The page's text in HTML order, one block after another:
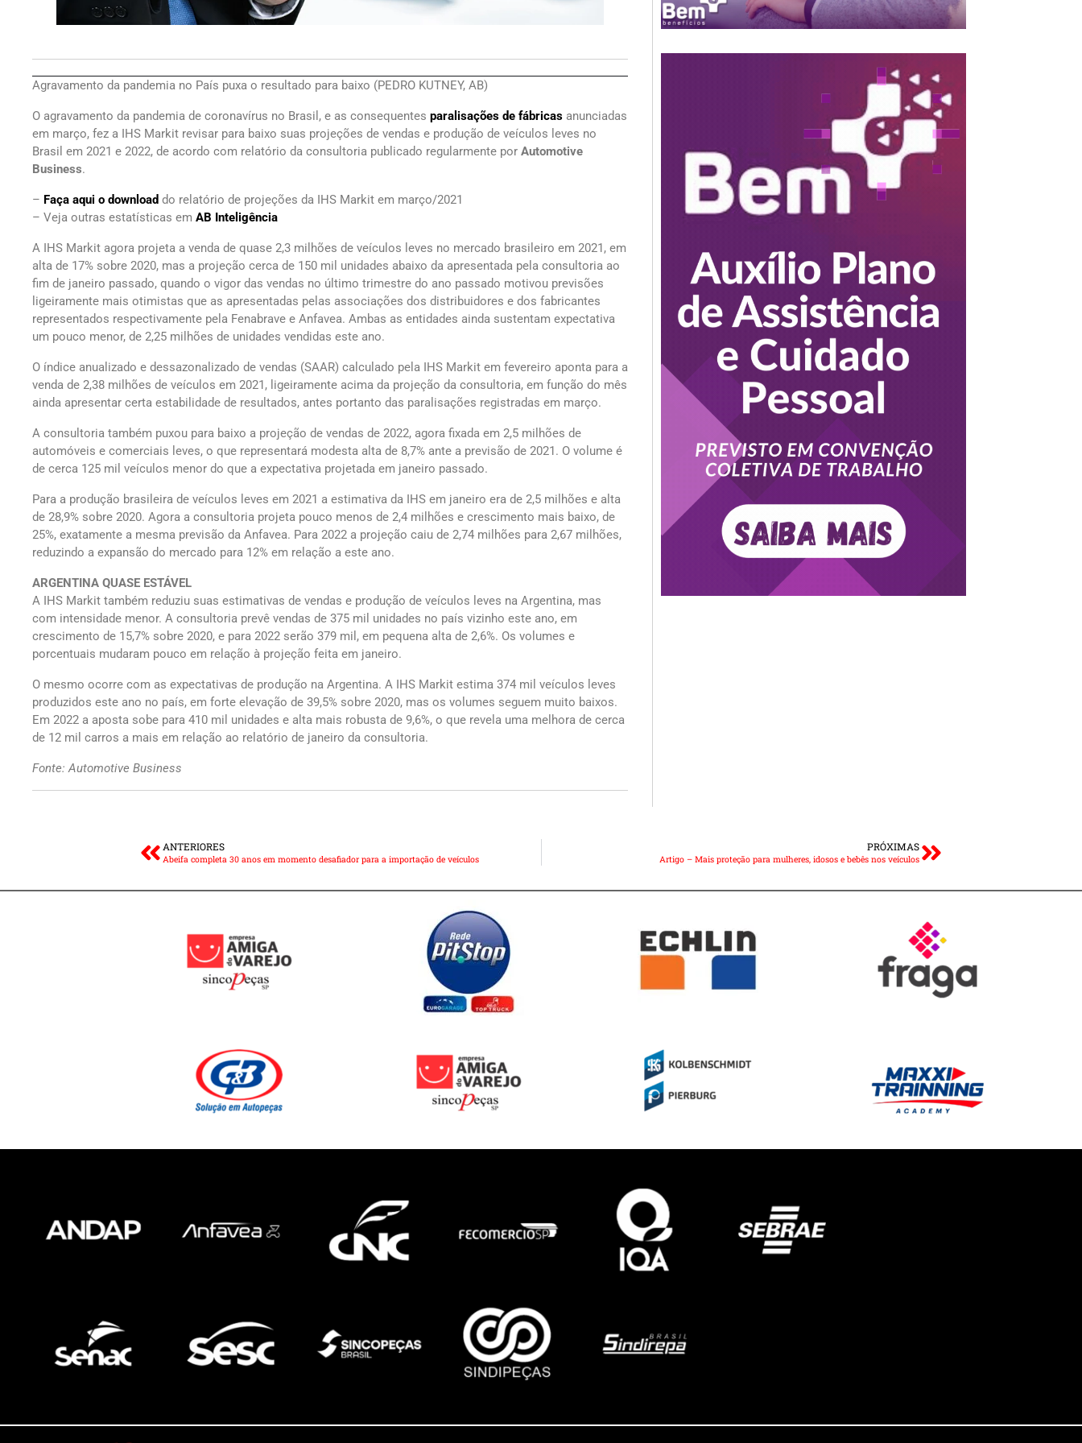
Agravamento da pandemia no País puxa o resultado para baixo (PEDRO KUTNEY, AB)
O agravamento da pandemia de coronavírus no Brasil, e as consequentes paralisações de fábricas anunciadas
em março, fez a IHS Markit revisar para baixo suas projeções de vendas e produção de veículos leves no
Brasil em 2021 e 2022, de acordo com relatório da consultoria publicado regularmente por Automotive
Business.
– Faça aqui o download do relatório de projeções da IHS Markit em março/2021
– Veja outras estatísticas em AB Inteligência
A IHS Markit agora projeta a venda de quase 2,3 milhões de veículos leves no mercado brasileiro em 2021, em
alta de 17% sobre 2020, mas a projeção cerca de 150 mil unidades abaixo da apresentada pela consultoria ao
fim de janeiro passado, quando o vigor das vendas no último trimestre do ano passado motivou previsões
ligeiramente mais otimistas que as apresentadas pelas associações dos distribuidores e dos fabricantes
representados respectivamente pela Fenabrave e Anfavea. Ambas as entidades ainda sustentam expectativa
um pouco menor, de 2,25 milhões de unidades vendidas este ano.
O índice anualizado e dessazonalizado de vendas (SAAR) calculado pela IHS Markit em fevereiro aponta para a
venda de 2,38 milhões de veículos em 2021, ligeiramente acima da projeção da consultoria, em função do mês
ainda apresentar certa estabilidade de resultados, antes portanto das paralisações registradas em março.
A consultoria também puxou para baixo a projeção de vendas de 2022, agora fixada em 2,5 milhões de
automóveis e comerciais leves, o que representará modesta alta de 8,7% ante a previsão de 2021. O volume é
de cerca 125 mil veículos menor do que a expectativa projetada em janeiro passado.
Para a produção brasileira de veículos leves em 2021 a estimativa da IHS em janeiro era de 2,5 milhões e alta
de 28,9% sobre 2020. Agora a consultoria projeta pouco menos de 2,4 milhões e crescimento mais baixo, de
25%, exatamente a mesma previsão da Anfavea. Para 2022 a projeção caiu de 2,74 milhões para 2,67 milhões,
reduzindo a expansão do mercado para 12% em relação a este ano.
ARGENTINA QUASE ESTÁVEL
A IHS Markit também reduziu suas estimativas de vendas e produção de veículos leves na Argentina, mas
com intensidade menor. A consultoria prevê vendas de 375 mil unidades no país vizinho este ano, em
crescimento de 15,7% sobre 2020, e para 2022 serão 379 mil, em pequena alta de 2,6%. Os volumes e
porcentuais mudaram pouco em relação à projeção feita em janeiro.
O mesmo ocorre com as expectativas de produção na Argentina. A IHS Markit estima 374 mil veículos leves
produzidos este ano no país, em forte elevação de 39,5% sobre 2020, mas os volumes seguem muito baixos.
Em 2022 a aposta sobe para 410 mil unidades e alta mais robusta de 9,6%, o que revela uma melhora de cerca
de 12 mil carros a mais em relação ao relatório de janeiro da consultoria.
Fonte: Automotive Business
ANTERIORES
Abeifa completa 30 anos em momento desafiador para a importação de veículos
PRÓXIMAS
Artigo – Mais proteção para mulheres, idosos e bebês nos veículos